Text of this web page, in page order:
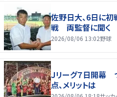
佐野日大、6日に
戦 両監督に聞く
2026/08/06 13:02野球
Ｊリーグ７日開幕
点、メリットは